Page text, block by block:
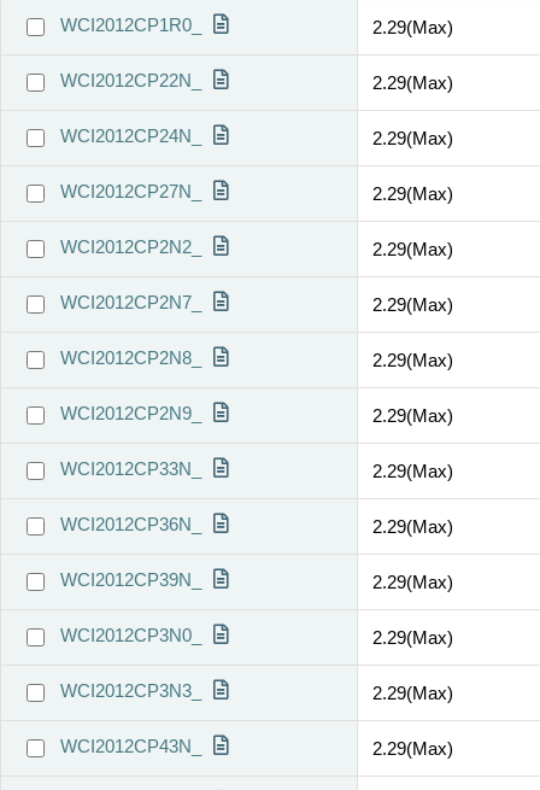
WCI2012CP1R0_ 2.29(Max)
WCI2012CP22N_ 2.29(Max)
WCI2012CP24N_ 2.29(Max)
WCI2012CP27N_ 2.29(Max)
WCI2012CP2N2_ 2.29(Max)
WCI2012CP2N7_ 2.29(Max)
WCI2012CP2N8_ 2.29(Max)
WCI2012CP2N9_ 2.29(Max)
WCI2012CP33N_ 2.29(Max)
WCI2012CP36N_ 2.29(Max)
WCI2012CP39N_ 2.29(Max)
WCI2012CP3N0_ 2.29(Max)
WCI2012CP3N3_ 2.29(Max)
WCI2012CP43N_ 2.29(Max)